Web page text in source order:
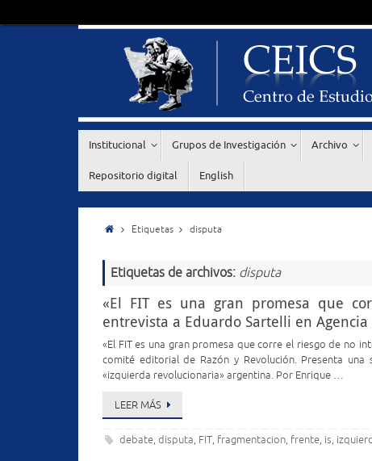
Institucional Grupos de Investigación Archivo
Repositorio digital English
Etiquetas disputa
Etiquetas de archivos: disputa
«El FIT es una gran promesa que
entrevista a Eduardo Sartelli en
«El FIT es una gran promesa que corre el riesgo de no
comité editorial de Razón y Revolución. Presenta
«izquierda revolucionaria» argentina. Por Enrique …
LEER MÁS
debate,disputa, FIT, fragmentacion, frente, is,